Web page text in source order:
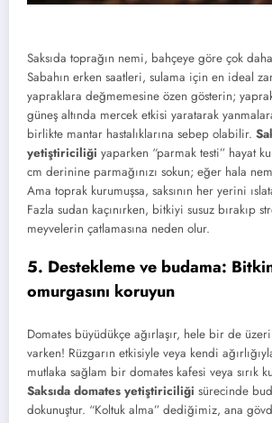
Saksıda toprağın nemi, bahçeye göre çok daha
Sabahın erken saatleri, sulama için en ideal
yapraklara değmemesine özen gösterin;
güneş altında mercek etkisi yaratarak
birlikte mantar hastalıklarına sebep olabilir.
yetiştiriciliği yaparken “parmak testi” hayat
cm derinine parmağınızı sokun; eğer hala
Ama toprak kurumuşsa, saksının her yerini
Fazla sudan kaçınırken, bitkiyi susuz bırakıp
meyvelerin çatlamasına neden olur.
5. Destekleme ve budama:
omurgasını koruyun
Domates büyüdükçe ağırlaşır, hele bir de
varken! Rüzgarın etkisiyle veya kendi
mutlaka sağlam bir domates kafesi veya sırık
Saksıda domates yetiştiriciliği sürecinde
dokunuştur. “Koltuk alma” dediğimiz, ana